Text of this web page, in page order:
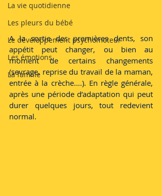
La vie quotidienne
Les pleurs du bébé
Le développement psychomoteur
Les émotions
La famille
A la sortie des premières dents, son
appétit peut changer, ou bien au
moment de certains changements
(sevrage, reprise du travail de la maman,
entrée à la crèche....). En règle générale,
après une période d’adaptation qui peut
durer quelques jours, tout redevient
normal.